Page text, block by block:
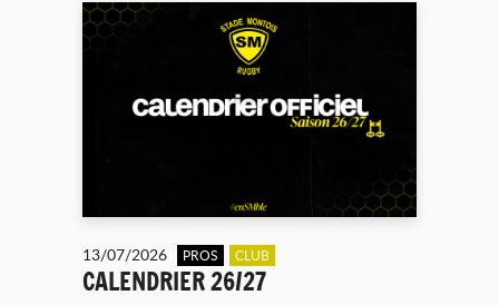
13/07/2026 PROS CLUB
CALENDRIER 26/27